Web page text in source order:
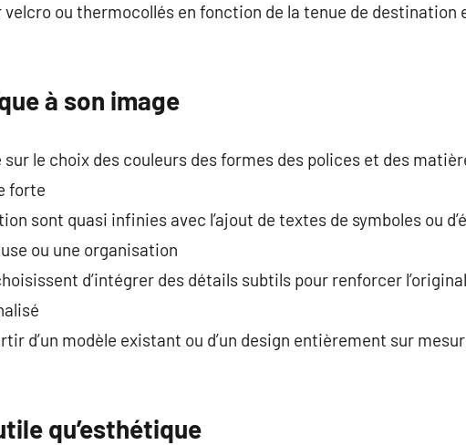
ou thermocollés en fonction de la tenue de destination
à son image
sur le choix des couleurs des formes des polices et des
forte
sont quasi infinies avec l’ajout de textes de symboles ou
ou une organisation
d’intégrer des détails subtils pour renforcer
d’un modèle existant ou d’un design entièrement sur
qu’esthétique